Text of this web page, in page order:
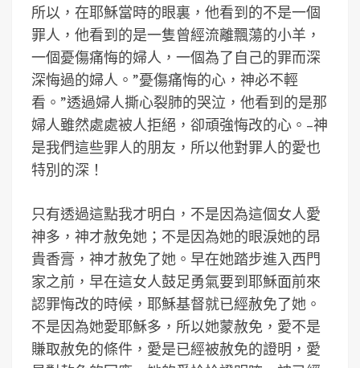
所以，在耶穌當時的眼裏，他看到的不是一個
罪人，他看到的是一隻曾經流離飄蕩的小羊，
一個憂傷痛悔的婦人，一個為了自己的罪而深
深悔過的婦人。”憂傷痛悔的心，神必不輕
看。”透過婦人撕心裂肺的哭泣，他看到的是那
婦人雖然處處被人拒絕，卻頑強悔改的心。–神
是我們這些罪人的朋友，所以他對罪人的愛也
特別的深！
只有透過這點我才明白，不是因為這個女人愛
神多，神才赦免她；不是因為她的眼淚她的昂
貴香膏，神才赦免了她。早在她踏步進入西門
家之前，早在這女人鼓足勇氣要到耶穌面前來
認罪悔改的時候，耶穌基督就已經赦免了她。
不是因為她愛耶穌多，所以她蒙赦免，愛不是
賺取赦免的條件，愛是已經被赦免的證明，愛